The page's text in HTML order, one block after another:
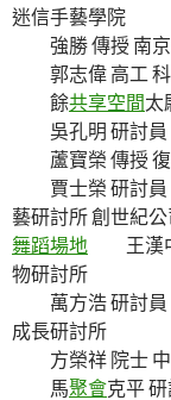
迷信手藝學院
強勝 傳授 南京
郭志偉 高工 科
餘共享空間太
吳孔明 研討員
蘆寶榮 傳授 復
賈士榮 研討員
藝研討所 創世紀
舞蹈場地 王漢中
物研討所
萬方浩 研討員
成長研討所
方榮祥 院士 中
馬聚會克平